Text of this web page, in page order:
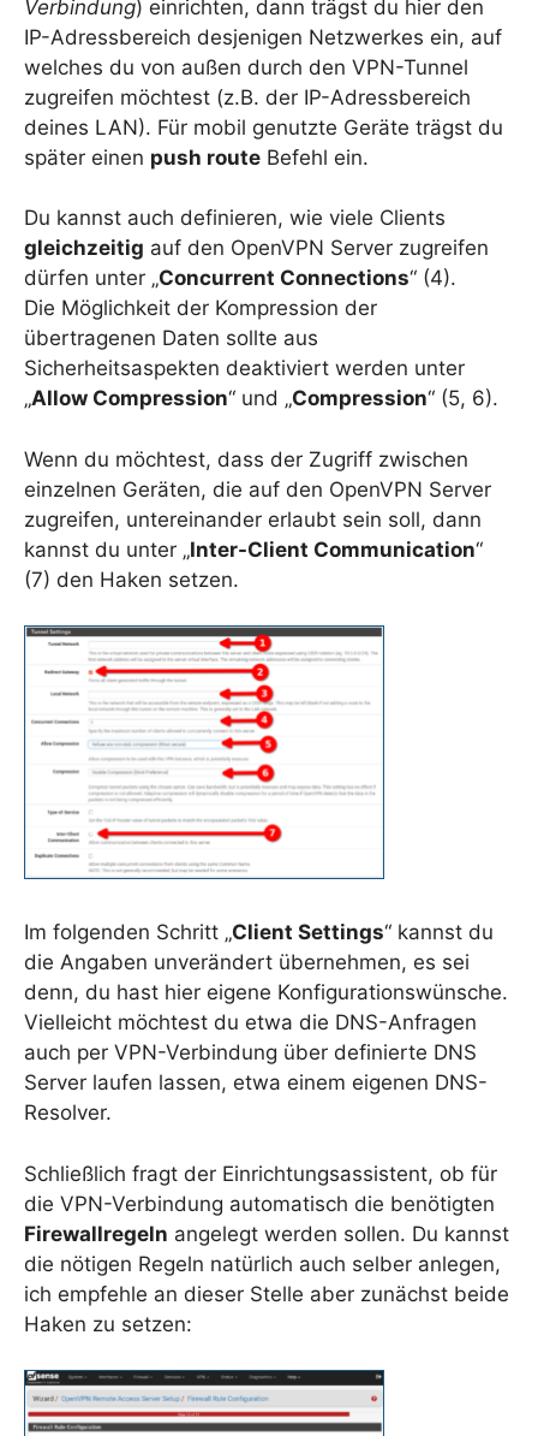
Verbindung) einrichten, dann trägst du hier den
IP-Adressbereich desjenigen Netzwerkes ein, auf
welches du von außen durch den VPN-Tunnel
zugreifen möchtest (z.B. der IP-Adressbereich
deines LAN). Für mobil genutzte Geräte trägst du
später einen push route Befehl ein.
Du kannst auch definieren, wie viele Clients
gleichzeitig auf den OpenVPN Server zugreifen
dürfen unter „Concurrent Connections“ (4).
Die Möglichkeit der Kompression der
übertragenen Daten sollte aus
Sicherheitsaspekten deaktiviert werden unter
„Allow Compression“ und „Compression“ (5, 6).
Wenn du möchtest, dass der Zugriff zwischen
einzelnen Geräten, die auf den OpenVPN Server
zugreifen, untereinander erlaubt sein soll, dann
kannst du unter „Inter-Client Communication“
(7) den Haken setzen.
Im folgenden Schritt „Client Settings“ kannst du
die Angaben unverändert übernehmen, es sei
denn, du hast hier eigene Konfigurationswünsche.
Vielleicht möchtest du etwa die DNS-Anfragen
auch per VPN-Verbindung über definierte DNS
Server laufen lassen, etwa einem eigenen DNS-
Resolver.
Schließlich fragt der Einrichtungsassistent, ob für
die VPN-Verbindung automatisch die benötigten
Firewallregeln angelegt werden sollen. Du kannst
die nötigen Regeln natürlich auch selber anlegen,
ich empfehle an dieser Stelle aber zunächst beide
Haken zu setzen: